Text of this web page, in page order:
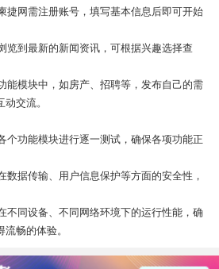
捷网需注册账号，填写基本信息后即可开始
览到最新的新闻资讯，可根据兴趣选择查
能模块中，如房产、招聘等，发布自己的需
交流。
个功能模块进行逐一测试，确保各项功能正
数据传输、用户信息保护等方面的安全性，
不同设备、不同网络环境下的运行性能，确
畅的体验。